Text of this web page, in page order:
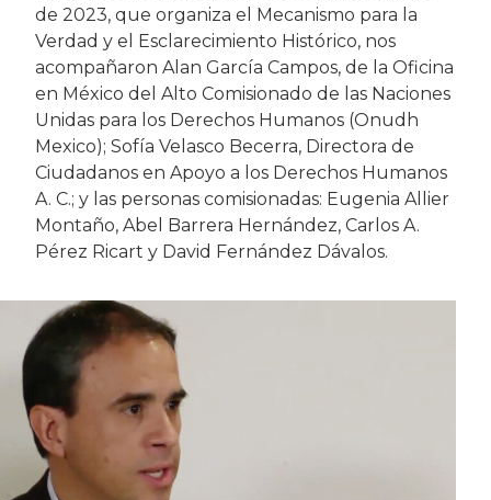
de 2023, que organiza el Mecanismo para la
Verdad y el Esclarecimiento Histórico, nos
acompañaron Alan García Campos, de la Oficina
en México del Alto Comisionado de las Naciones
Unidas para los Derechos Humanos (Onudh
Mexico); Sofía Velasco Becerra, Directora de
Ciudadanos en Apoyo a los Derechos Humanos
A. C.; y las personas comisionadas: Eugenia Allier
Montaño, Abel Barrera Hernández, Carlos A.
Pérez Ricart y David Fernández Dávalos.